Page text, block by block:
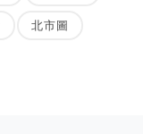
北市圖